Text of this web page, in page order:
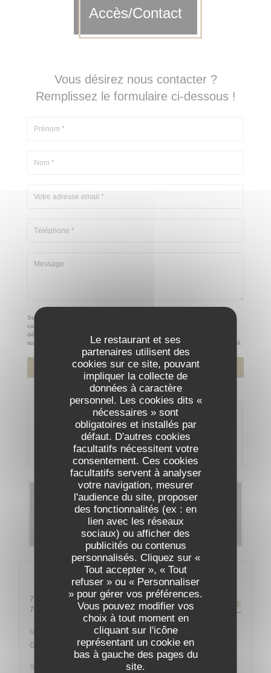
Le restaurant et ses
partenaires utilisent des
cookies sur ce site, pouvant
impliquer la collecte de
données à caractère
personnel. Les cookies dits «
nécessaires » sont
obligatoires et installés par
défaut. D'autres cookies
facultatifs nécessitent votre
consentement. Ces cookies
facultatifs servent à analyser
votre navigation, mesurer
l'audience du site, proposer
des fonctionnalités (ex : en
lien avec les réseaux
sociaux) ou afficher des
publicités ou contenus
personnalisés. Cliquez sur «
Tout accepter », « Tout
refuser » ou « Personnaliser
» pour gérer vos préférences.
Vous pouvez modifier vos
choix à tout moment en
cliquant sur l'icône
représentant un cookie en
bas à gauche des pages du
site.
Accès/Contact
Vous désirez nous contacter ?
Remplissez le formulaire ci-dessous !
Selon l'article L.223-2 du code de la consommation, il est rappelé que le
consommateur peut user de son droit à s'inscrire sur la liste d'opposition au
démarchage téléphonique Bloctel :
sur le traitement de vos données, consultez notrepolitique de confidentialité
Réservation
RÉSERVER
Cartes & Menus
DÉCOUVRIR NOTRE CARTE
Infos pratiques
79 rue Daguerre - 01 43 21 92 29
75014 Paris
((ouvre une nouvelle fenêtre))
ITINÉRAIRE
Métro
Gaîté
Station de vélos